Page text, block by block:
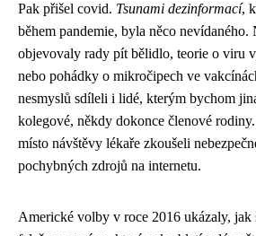
Pak přišel covid. Tsunami dezinformací,
během pandemie, byla něco nevídaného.
objevovaly rady pít bělidlo, teorie o viru
nebo pohádky o mikročipech ve
nesmyslů sdíleli i lidé, kterým bychom
kolegové, někdy dokonce členové
místo návštěvy lékaře zkoušeli
pochybných zdrojů na internetu.
Americké volby v roce 2016 ukázaly, jak